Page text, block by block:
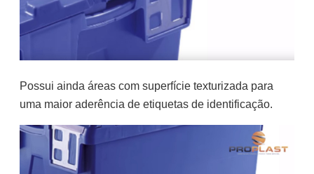
Possui ainda áreas com superfície texturizada para
uma maior aderência de etiquetas de identificação.